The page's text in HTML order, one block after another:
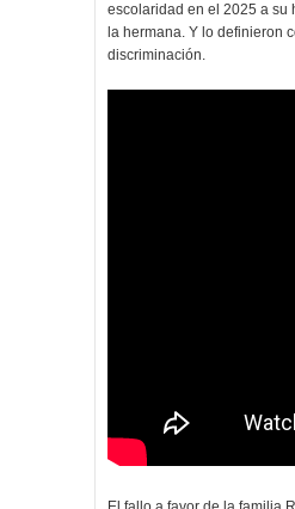
escolaridad en el 2025 a su
la hermana. Y lo definieron
discriminación.